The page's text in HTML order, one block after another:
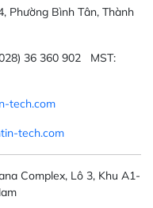
Phường Bình Tân, Thành
36 360 902 MST:
tech.com
tech.com
Complex, Lô 3, Khu A1-